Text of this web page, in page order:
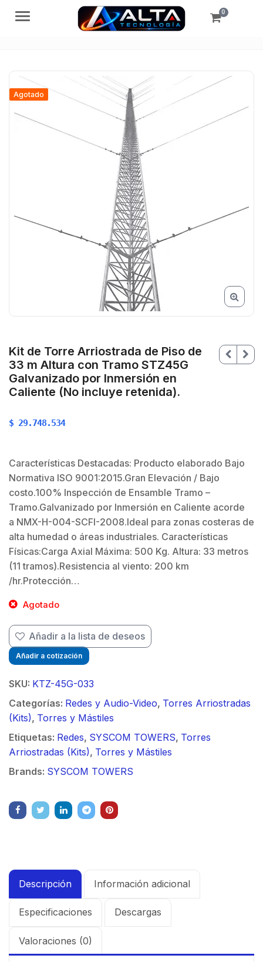
Menú 0
Agotado
Kit de Torre Arriostrada de Piso de
33 m Altura con Tramo STZ45G
Galvanizado por Inmersión en
Caliente (No incluye retenida).
$ 29.748.534
Características Destacadas: Producto elaborado Bajo
Normativa ISO 9001:2015.Gran Elevación / Bajo
costo.100% Inspección de Ensamble Tramo –
Tramo.Galvanizado por Inmersión en Caliente acorde
a NMX-H-004-SCFI-2008.Ideal para zonas costeras de
alta humedad o áreas industriales. Características
Físicas:Carga Axial Máxima: 500 Kg. Altura: 33 metros
(11 tramos).Resistencia al viento: 200 km
/hr.Protección…
Agotado
Añadir a la lista de deseos
Añadir a cotización
SKU: KTZ-45G-033
Categorías: Redes y Audio-Video, Torres Arriostradas
(Kits), Torres y Mástiles
Etiquetas: Redes, SYSCOM TOWERS, Torres
Arriostradas (Kits), Torres y Mástiles
Brands: SYSCOM TOWERS
Descripción Información adicional
Especificaciones Descargas
Valoraciones (0)